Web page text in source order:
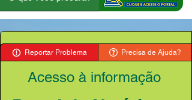
Reportar Problema Precisa de Ajuda?
Acesso à informação